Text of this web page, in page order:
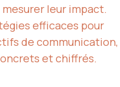
leur impact.
efficaces pour
de communication,
et chiffrés.